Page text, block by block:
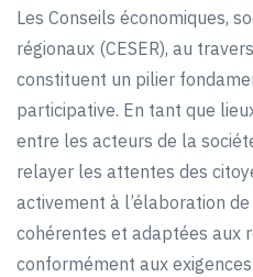
Les Conseils économiques,
régionaux (CESER), au
constituent un pilier
participative. En tant que
entre les acteurs de la
relayer les attentes des
activement à l’élaboration
cohérentes et adaptées aux
conformément aux